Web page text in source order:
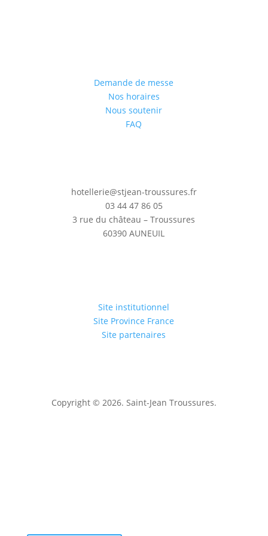
Demande de messe
Nos horaires
Nous soutenir
FAQ
hotellerie@stjean-troussures.fr
03 44 47 86 05
3 rue du château – Troussures
60390 AUNEUIL
Site institutionnel
Site Province France
Site partenaires
Copyright © 2026. Saint-Jean Troussures.